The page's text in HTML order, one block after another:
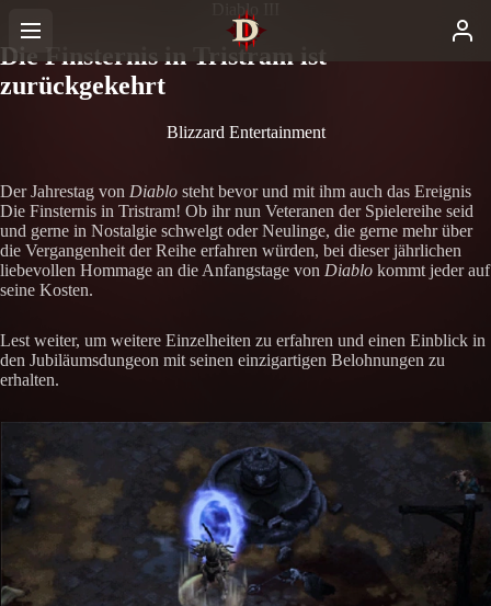
Diablo III
Die Finsternis in Tristram ist
zurückgekehrt
Blizzard Entertainment
Der Jahrestag von Diablo steht bevor und mit ihm auch das Ereignis
Die Finsternis in Tristram! Ob ihr nun Veteranen der Spielereihe seid
und gerne in Nostalgie schwelgt oder Neulinge, die gerne mehr über
die Vergangenheit der Reihe erfahren würden, bei dieser jährlichen
liebevollen Hommage an die Anfangstage von Diablo kommt jeder auf
seine Kosten.
Lest weiter, um weitere Einzelheiten zu erfahren und einen Einblick in
den Jubiläumsdungeon mit seinen einzigartigen Belohnungen zu
erhalten.